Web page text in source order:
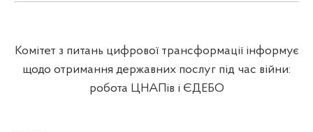
Комітет з питань цифрової трансформації інформує
щодо отримання державних послуг під час війни:
робота ЦНАПів і ЄДЕБО